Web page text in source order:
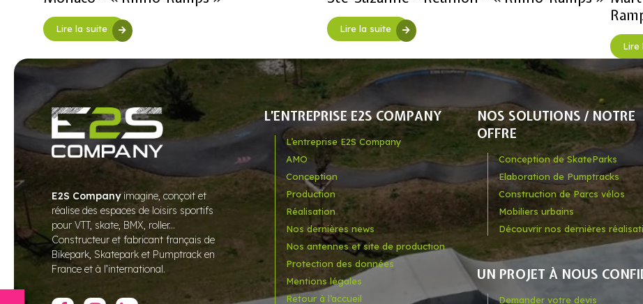
Lire la suite Lire la suite
Lire
E2S Companyimagine, conçoit et
réalise des espaces de loisirs sportifs
pour VTT, skate, BMX, roller...
Constructeur et fabricant français de
Bikepark, Skatepark et Pumptrack en
France et à l’international.
L’ENTREPRISE E2S COMPANY
L’entreprise E2S Company
AMO
Conception
Production
Réalisation
Nos dernières news
Nos antennes et site de production
Protection des données
Mentions légales
Retour à l’accueil
NOS SOLUTIONS / NOTRE
OFFRE
Conception de SkateParks
Elaboration de Pumptracks
Construction de Parcs vélos
Mobiliers urbains
Découvrir nos dernières
UN PROJET À NOUS
Demander votre devis